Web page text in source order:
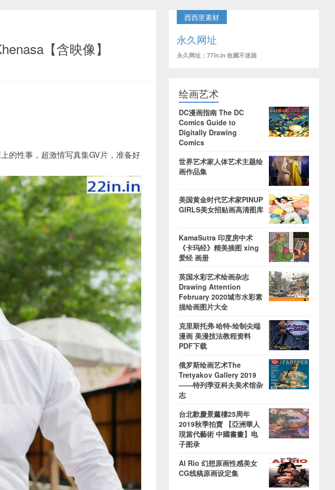
【含映像】
的性事，超激情写真集GV片，准备好
西西里素材
永久网址
永久网址：77in.in 收藏不迷路
绘画艺术
DC漫画指南 The DC
Comics Guide to
Digitally Drawing
Comics
世界艺术家人体艺术主题绘
画作品集
美国黄金时代艺术家PINUP
GIRLS美女招贴画高清图库
KamaSutra 印度房中术
《卡玛经》精美插图 xing
爱经 画册
英国水彩艺术绘画杂志
Drawing Attention
February 2020城市水彩素
描绘画图片大全
克里斯托弗·哈特-绘制尖端
漫画 美漫技法教程资料
PDF下载
俄罗斯绘画艺术The
Tretyakov Gallery 2019
——特列季亚科夫美术馆杂
志
台北歡慶景薰樓25周年
2019秋季拍賣 【亞洲華人
現當代藝術 中國書畫】电
子图录
Al Rio 幻想原画性感美女
CG线稿原画设定集